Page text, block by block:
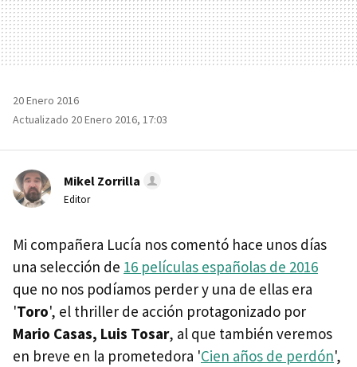
20 Enero 2016
Actualizado 20 Enero 2016, 17:03
Mikel Zorrilla
Editor
Mi compañera Lucía nos comentó hace unos días
una selección de 16 películas españolas de 2016
que no nos podíamos perder y una de ellas era
'Toro', el thriller de acción protagonizado por
Mario Casas, Luis Tosar, al que también veremos
en breve en la prometedora 'Cien años de perdón',